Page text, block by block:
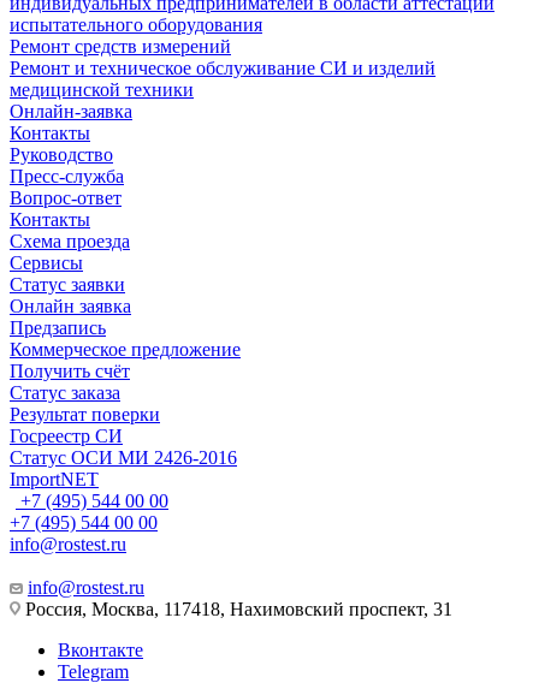
испытательного оборудования
Ремонт средств измерений
Ремонт и техническое обслуживание СИ и изделий
медицинской техники
Онлайн-заявка
Контакты
Руководство
Пресс-служба
Вопрос-ответ
Контакты
Схема проезда
Сервисы
Статус заявки
Онлайн заявка
Предзапись
Коммерческое предложение
Получить счёт
Статус заказа
Результат поверки
Госреестр СИ
Статус ОСИ МИ 2426-2016
ImportNET
+7 (495) 544 00 00
+7 (495) 544 00 00
info@rostest.ru
info@rostest.ru
Россия, Москва, 117418, Нахимовский проспект, 31
Вконтакте
Telegram